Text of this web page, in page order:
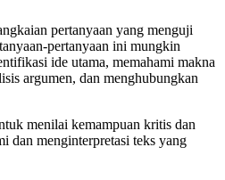
pertanyaan yang menguji
pertanyaan ini mungkin
ide utama, memahami makna
argumen, dan menghubungkan
menilai kemampuan kritis dan
dan menginterpretasi teks yang